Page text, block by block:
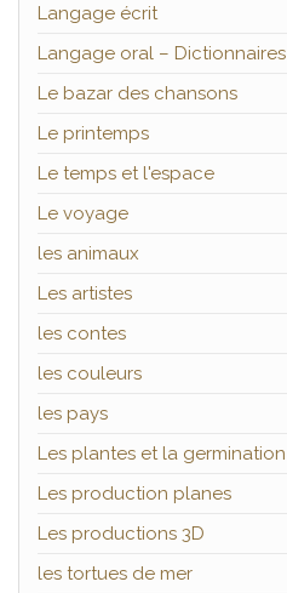
Langage écrit
Langage oral – Dictionnaires
Le bazar des chansons
Le printemps
Le temps et l'espace
Le voyage
les animaux
Les artistes
les contes
les couleurs
les pays
Les plantes et la germination
Les production planes
Les productions 3D
les tortues de mer